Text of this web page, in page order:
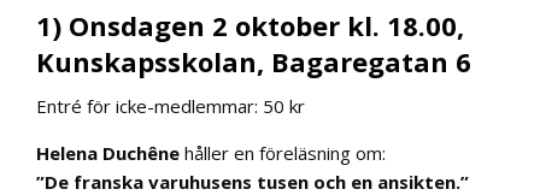
1) Onsdagen 2 oktober kl. 18.00,
Kunskapsskolan, Bagaregatan 6
Entré för icke-medlemmar: 50 kr
Helena Duchêne håller en föreläsning om:
”De franska varuhusens tusen och en ansikten.”